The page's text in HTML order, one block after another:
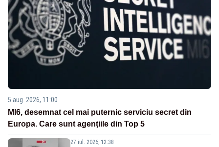
5 aug. 2026, 11:00
MI6, desemnat cel mai puternic serviciu secret din
Europa. Care sunt agenţiile din Top 5
27 iul. 2026, 12:38